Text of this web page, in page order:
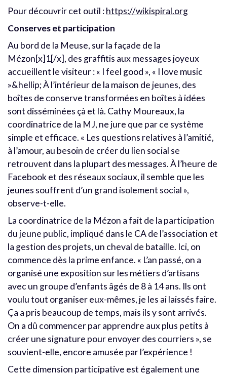
Pour découvrir cet outil :https://wikispiral.org
Conserves et participation
Au bord de la Meuse, sur la façade de la
Mézon[x]1[/x], des graffitis aux messages joyeux
accueillent le visiteur : « I feel good », « I love music
»&hellip; À l’intérieur de la maison de jeunes, des
boîtes de conserve transformées en boîtes à idées
sont disséminées çà et là. Cathy Moureaux, la
coordinatrice de la MJ, ne jure que par ce système
simple et efficace. « Les questions relatives à l’amitié,
à l’amour, au besoin de créer du lien social se
retrouvent dans la plupart des messages. À l’heure de
Facebook et des réseaux sociaux, il semble que les
jeunes souffrent d’un grand isolement social »,
observe-t-elle.
La coordinatrice de la Mézon a fait de la participation
du jeune public, impliqué dans le CA de l’association et
la gestion des projets, un cheval de bataille. Ici, on
commence dès la prime enfance. « L’an passé, on a
organisé une exposition sur les métiers d’artisans
avec un groupe d’enfants âgés de 8 à 14 ans. Ils ont
voulu tout organiser eux-mêmes, je les ai laissés faire.
Ça a pris beaucoup de temps, mais ils y sont arrivés.
On a dû commencer par apprendre aux plus petits à
créer une signature pour envoyer des courriers », se
souvient-elle, encore amusée par l’expérience !
Cette dimension participative est également une